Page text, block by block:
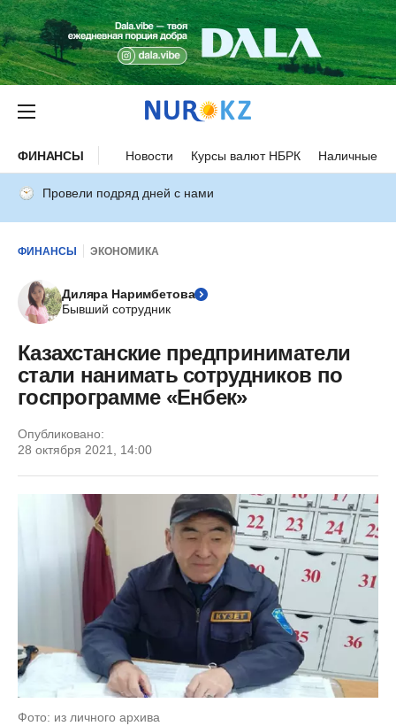
ФИНАНСЫ Новости Курсы валют НБРК Наличные
Провели подряд дней с нами
ФИНАНСЫ ЭКОНОМИКА
Диляра Наримбетова
Бывший сотрудник
Казахстанские предприниматели
стали нанимать сотрудников по
госпрограмме «Енбек»
Опубликовано:
28 октября 2021, 14:00
Фото: из личного архива